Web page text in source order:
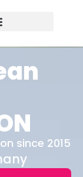
since 2015